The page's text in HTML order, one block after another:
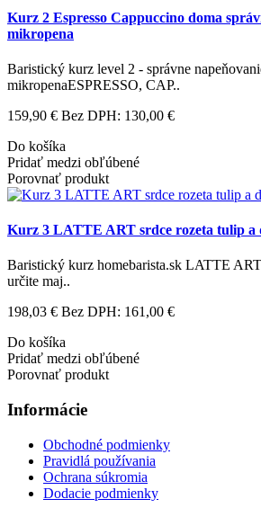
Kurz 2 Espresso Cappuccino doma
mikropena
Baristický kurz level 2 - správne
mikropenaESPRESSO, CAP..
159,90 € Bez DPH: 130,00 €
Do košíka
Pridať medzi obľúbené
Porovnať produkt
Kurz 3 LATTE ART srdce rozeta tulip a
Baristický kurz homebarista.sk LATTE
určite maj..
198,03 € Bez DPH: 161,00 €
Do košíka
Pridať medzi obľúbené
Porovnať produkt
Informácie
Obchodné podmienky
Pravidlá používania
Ochrana súkromia
Dodacie podmienky